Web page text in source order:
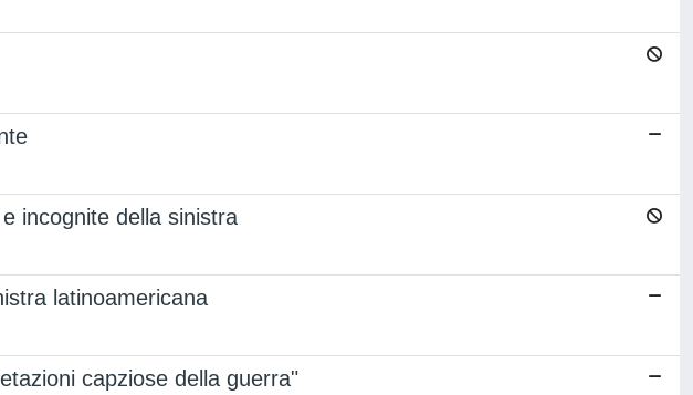
incognite della sinistra
latinoamericana
capziose della guerra"